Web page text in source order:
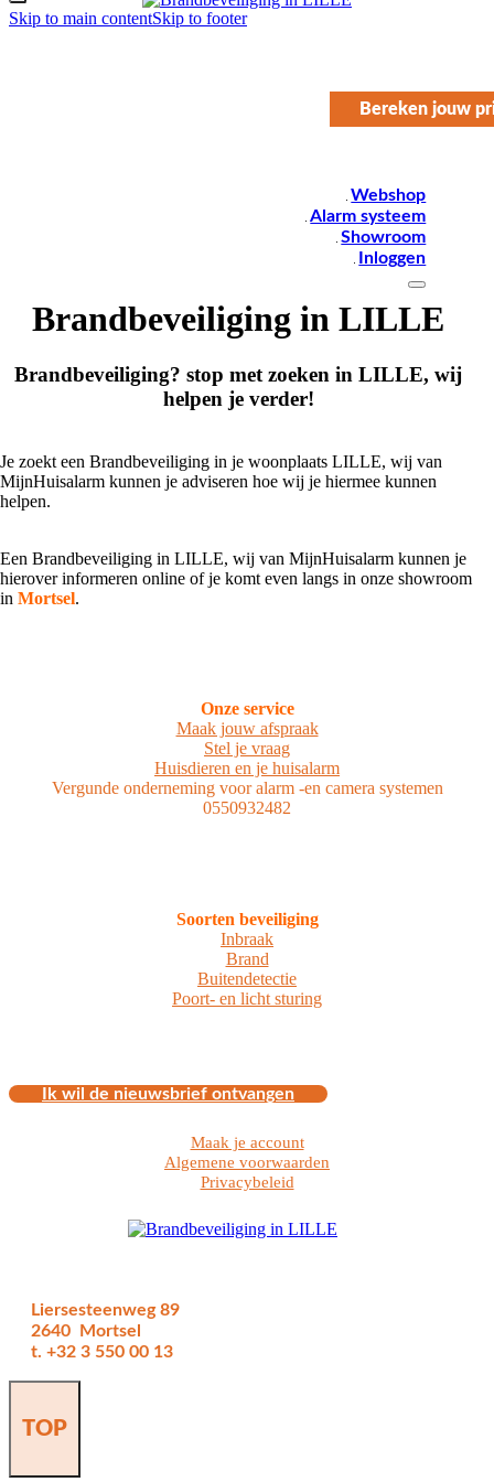
Skip to main contentSkip to footer
Webshop
Alarm systeem
Showroom
Inloggen
Bereken jouw
Brandbeveiliging in LILLE
Brandbeveiliging? stop met zoeken in LILLE, wij
helpen je verder!
Je zoekt een Brandbeveiliging in je woonplaats LILLE, wij van
MijnHuisalarm kunnen je adviseren hoe wij je hiermee kunnen
helpen.
Een Brandbeveiliging in LILLE, wij van MijnHuisalarm kunnen je
hierover informeren online of je komt even langs in onze showroom
in Mortsel.
Onze service
Maak jouw afspraak
Stel je vraag
Huisdieren en je huisalarm
Vergunde onderneming voor alarm -en camera systemen
0550932482
Soorten beveiliging
Inbraak
Brand
Buitendetectie
Poort- en licht sturing
Ik wil de nieuwsbrief ontvangen
Maak je account
Algemene voorwaarden
Privacybeleid
Liersesteenweg 89
2640 Mortsel
t. +32 3 550 00 13
TOP